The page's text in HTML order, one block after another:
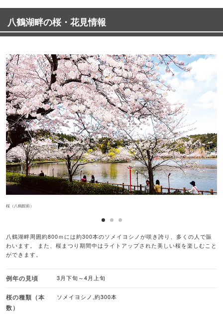
八鶴湖畔の桜・花見情報
桜（八鶴館前）
八鶴湖畔周囲約800ｍには約300本のソメイヨシノが咲き誇り、多くの人で賑
わいます。 また、桜まつり期間中はライトアップされた美しい桜を楽しむこと
ができます。
例年の見頃 3月下旬～4月上旬
桜の種類（本
数）
ソメイヨシノ,約300本